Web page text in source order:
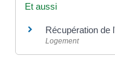
Et aussi
Récupération de
Logement